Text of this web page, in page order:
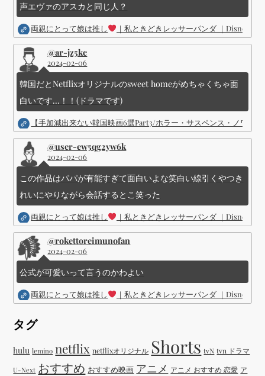
声エヴァのアスカと同じ人？
両親にとって娘は推し ｜私ときどきレッサーパンダ ｜Disney (
@ar-jz5kc
2024-02-06
韓国だとNetflixオリジナルのsweet homeがめちゃくちゃ面
白いです...！！(ドラマです)
【手加減出来ない韓国映画6選Part3/ホラー・サスペンス・ノワー
@user-ew5qg2yw6k
2024-02-06
この作品はパパが有能すぎて面白いよな笑白い線引くやつき
れいにやりながら会話するとこ笑った
両親にとって娘は推し ｜私ときどきレッサーパンダ ｜Disney (
@rokettoreimunofan
2024-02-06
公式が可愛いって言うのかわよい
両親にとって娘は推し ｜私ときどきレッサーパンダ ｜Disney (
タグ
hulu lemino netflix netflixオリジナル Shorts tvN tvn ドラマ
U-Next おすすめ おすすめ映画 アニメ アニメ おすすめ 恋愛 ア